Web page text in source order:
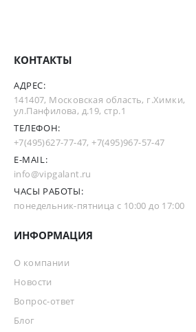
КОНТАКТЫ
АДРЕС:
141407, Московская область, г.Химки,
ул.Панфилова, д.19, стр.1
ТЕЛЕФОН:
+7(495)627-77-47,+7(495)967-57-47
E-MAIL:
info@vipgalant.ru
ЧАСЫ РАБОТЫ:
понедельник-пятница с 10:00 до 17:00
ИНФОРМАЦИЯ
О компании
Новости
Вопрос-ответ
Блог